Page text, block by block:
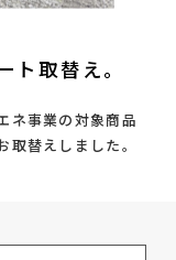
取替え。
ネ事業の対象商品
替えしました。